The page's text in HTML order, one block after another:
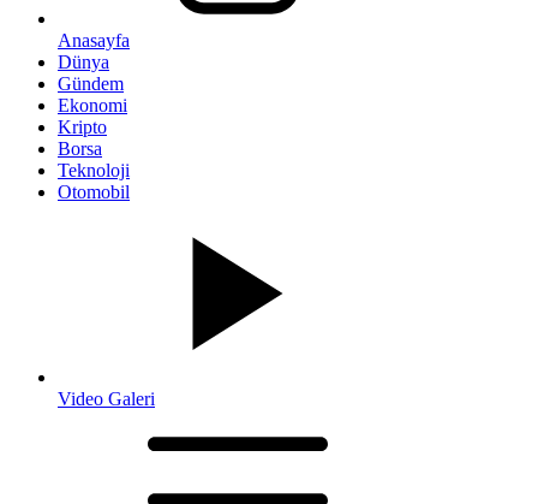
Anasayfa
Dünya
Gündem
Ekonomi
Kripto
Borsa
Teknoloji
Otomobil
Video Galeri